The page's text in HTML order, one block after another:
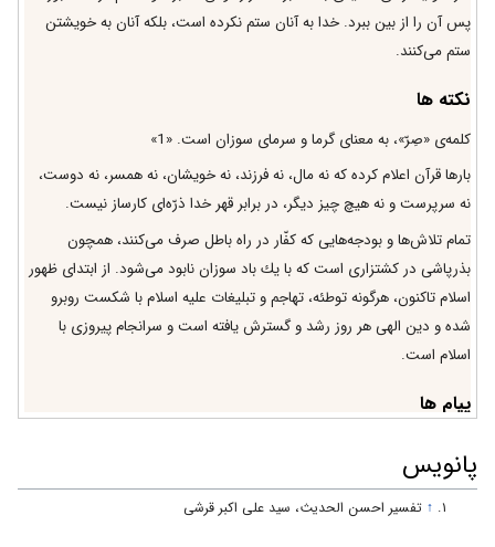
پس آن را از بين ببرد. خدا به آنان ستم نكرده است، بلكه آنان به خويشتن
ستم مى‌كنند.
نکته ها
كلمه‌ى «صِرّ»، به معناى گرما و سرماى سوزان است. «1»
بارها قرآن اعلام كرده كه نه مال، نه فرزند، نه خويشان، نه همسر، نه دوست،
نه سرپرست و نه هيچ چيز ديگر، در برابر قهر خدا ذرّه‌اى كارساز نيست.
تمام تلاش‌ها و بودجه‌هايى كه كفّار در راه باطل صرف مى‌كنند، همچون
بذرپاشى در كشتزارى است كه با يك باد سوزان نابود مى‌شود. از ابتداى ظهور
اسلام تاكنون، هرگونه توطئه، تهاجم و تبليغات عليه اسلام با شكست روبرو
شده و دين الهى هر روز رشد و گسترش يافته است و سرانجام پيروزى با
اسلام است.
پیام ها
مى‌گردد. «إِنَّ الَّذِينَ كَفَرُوا ... مَثَلُ ما يُنْفِقُونَ»
پانویس
↑ تفسیر احسن الحدیث، سید علی اکبر قرشی